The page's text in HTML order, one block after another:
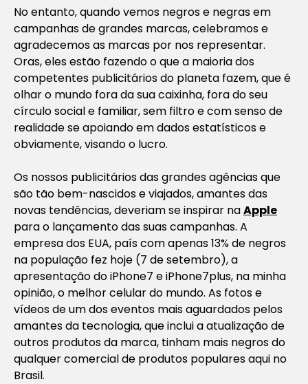
No entanto, quando vemos negros e negras em
campanhas de grandes marcas, celebramos e
agradecemos as marcas por nos representar.
Oras, eles estão fazendo o que a maioria dos
competentes publicitários do planeta fazem, que é
olhar o mundo fora da sua caixinha, fora do seu
círculo social e familiar, sem filtro e com senso de
realidade se apoiando em dados estatísticos e
obviamente, visando o lucro.
Os nossos publicitários das grandes agências que
são tão bem-nascidos e viajados, amantes das
novas tendências, deveriam se inspirar naApple
para o lançamento das suas campanhas. A
empresa dos EUA, país com apenas 13% de negros
na população fez hoje (7 de setembro), a
apresentação do iPhone7 e iPhone7plus, na minha
opinião, o melhor celular do mundo. As fotos e
vídeos de um dos eventos mais aguardados pelos
amantes da tecnologia, que inclui a atualização de
outros produtos da marca, tinham mais negros do
qualquer comercial de produtos populares aqui no
Brasil.